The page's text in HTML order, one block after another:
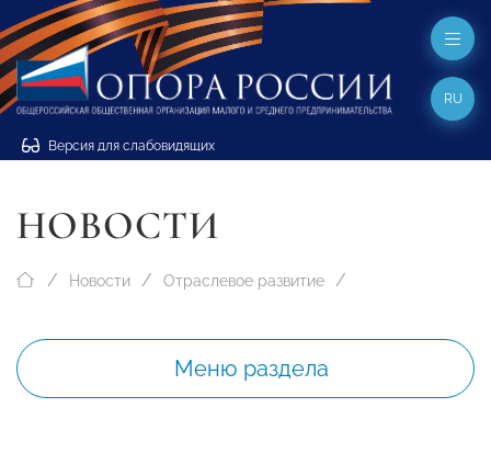
Версия для слабовидящих
RU
НОВОСТИ
Новости Отраслевое развитие
Меню раздела